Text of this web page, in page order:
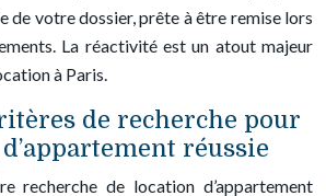
de votre dossier, prête à être remise lors
La réactivité est un atout majeur
à Paris.
de recherche pour
réussie
recherche de location d’appartement